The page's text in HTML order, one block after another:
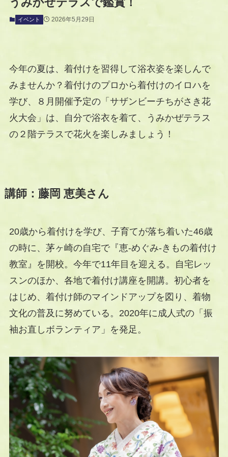
イベント 2026年5月29日
今年の夏は、着付けを習得して浴衣姿を楽しんで
みませんか？着付けのプロから着付けのイロハを
学び、８月開催予定の「サザンビーチちがさき花
火大会」は、自分で浴衣を着て、うみかぜテラス
の２階テラスで花火を楽しみましょう！
講師：藤岡 恵美さん
20歳から着付けを学び、子育てが落ち着いた46歳
の時に、茅ヶ崎の自宅で『恵-めぐみ-きもの着付け
教室』を開校。今年で11年目を迎える。自宅レッ
スンのほか、各地で着付け講座を開講。初心者を
はじめ、着付け師のマインドアップを図り、着物
文化の普及に努めている。2020年に成人式の「振
袖お直しボランティア」を発足。